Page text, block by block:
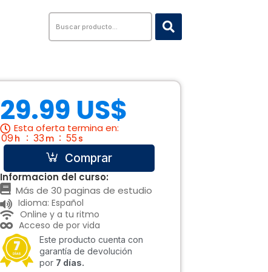
29.99 US$
Esta oferta termina en:
09 h 33 m 54 s
Comprar
Informacion del curso:
Más de 30 paginas de estudio
Idioma: Español
Online y a tu ritmo
Acceso de por vida
Este producto cuenta con
garantía de devolución
por 7 días.